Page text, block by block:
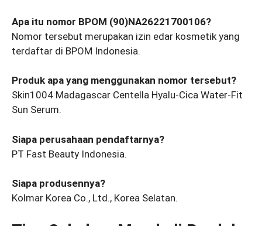
Apa itu nomor BPOM (90)NA26221700106?
Nomor tersebut merupakan izin edar kosmetik yang
terdaftar di BPOM Indonesia.
Produk apa yang menggunakan nomor tersebut?
Skin1004 Madagascar Centella Hyalu-Cica Water-Fit
Sun Serum.
Siapa perusahaan pendaftarnya?
PT Fast Beauty Indonesia.
Siapa produsennya?
Kolmar Korea Co., Ltd., Korea Selatan.